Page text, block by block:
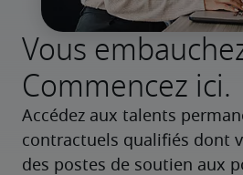
Vous
Commencez ici.
Accédez aux talents
contractuels qualifiés dont
des postes de soutien aux